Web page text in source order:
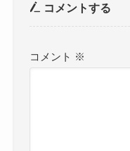
コメントする
コメント ※